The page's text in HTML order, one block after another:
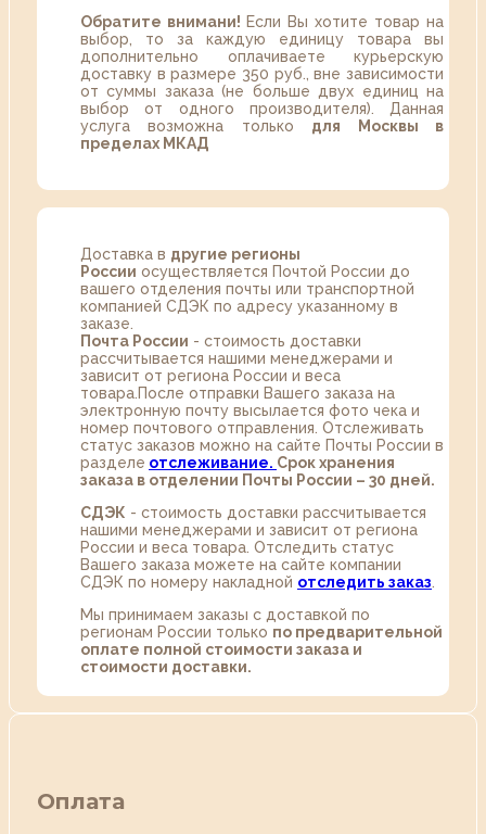
Обратите внимани! Если Вы хотите товар на
выбор, то за каждую единицу товара вы
дополнительно оплачиваете курьерскую
доставку в размере 350 руб., вне зависимости
от суммы заказа (не больше двух единиц на
выбор от одного производителя). Данная
услуга возможна только для Москвы в
пределах МКАД
Доставка в другие регионы
России осуществляется Почтой России до
вашего отделения почты или транспортной
компанией СДЭК по адресу указанному в
заказе.
Почта России - стоимость доставки
рассчитывается нашими менеджерами и
зависит от региона России и веса
товара.После отправки Вашего заказа на
электронную почту высылается фото чека и
номер почтового отправления. Отслеживать
статус заказов можно на сайте Почты России в
разделе oтслеживание. Срок хранения
заказа в отделении Почты России – 30 дней.
СДЭК - стоимость доставки рассчитывается
нашими менеджерами и зависит от региона
России и веса товара. Отследить статус
Вашего заказа можете на сайте компании
СДЭК по номеру накладной отследить заказ
Мы принимаем заказы с доставкой по
регионам России только по предварительной
оплате полной стоимости заказа и
стоимости доставки.
Оплата